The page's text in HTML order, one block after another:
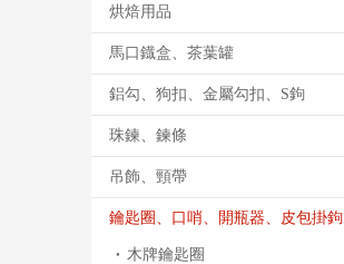
烘焙用品
馬口鐡盒、茶葉罐
鋁勾、狗扣、金屬勾扣、S鉤
珠鍊、鍊條
吊飾、頸帶
鑰匙圈、口哨、開瓶器、皮包掛鉤
木牌鑰匙圈